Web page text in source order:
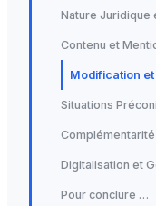
Nature Juridique
Contenu et
Modification et
Situations
Digitalisation et
Pour conclure …